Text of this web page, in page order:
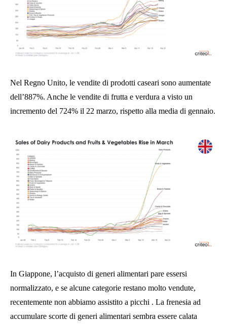
Nel Regno Unito, le vendite di prodotti caseari sono aumentate
dell’887%. Anche le vendite di frutta e verdura a visto un
incremento del 724% il 22 marzo, rispetto alla media di gennaio.
In Giappone, l’acquisto di generi alimentari pare essersi
normalizzato, e se alcune categorie restano molto vendute,
recentemente non abbiamo assistito a picchi . La frenesia ad
accumulare scorte di generi alimentari sembra essere calata